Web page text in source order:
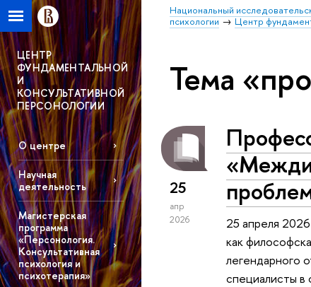
Национальный
психологии
Центр
ЦЕНТР
ФУНДАМЕНТАЛЬНОЙ
И
КОНСУЛЬТАТИВНОЙ
ПЕРСОНОЛОГИИ
О центре
Научная
деятельность
Магистерская
программа
«Персонология.
Консультативная
психология и
психотерапия»
Тема
25
апр
2026
25 апреля
как
легендарного
специалисты в